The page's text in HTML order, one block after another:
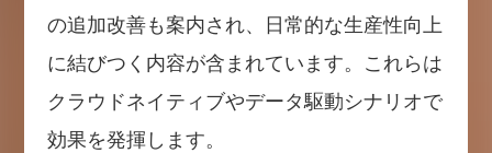
の追加改善も案内され、日常的な生産性向上
に結びつく内容が含まれています。これらは
クラウドネイティブやデータ駆動シナリオで
効果を発揮します。